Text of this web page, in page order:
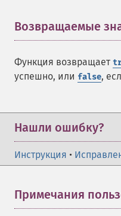
Возвращаемые
Функция возвращает
успешно, или false,
Нашли ошибку?
Инструкция •
Примечания